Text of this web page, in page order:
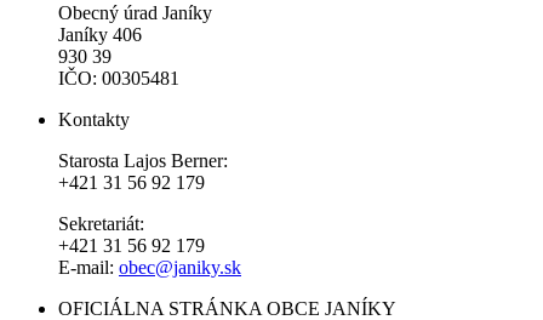
Obecný úrad Janíky
Janíky 406
930 39
IČO: 00305481
Kontakty
Starosta Lajos Berner:
+421 31 56 92 179
Sekretariát:
+421 31 56 92 179
E-mail: obec@janiky.sk
OFICIÁLNA STRÁNKA OBCE JANÍKY